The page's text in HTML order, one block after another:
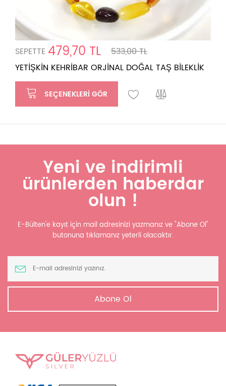
SEPETTE 479,70 TL
533,00 TL
YETİŞKİN KEHRİBAR ORJİNAL DOĞAL TAŞ BİLEKLİK
SEÇENEKLERI GÖR
Yeni ve indirimli
ürünlerden haberdar
olun !
E-Bülten'e kayıt için mail adresinizi yazmanız ve "Abone Ol"
butonuna tıklamanız yeterli olacaktır.
Abone Ol